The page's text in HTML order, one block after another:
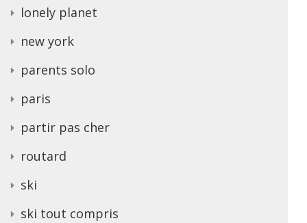
lonely planet
new york
parents solo
paris
partir pas cher
routard
ski
ski tout compris